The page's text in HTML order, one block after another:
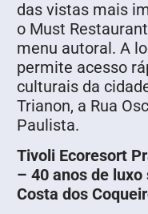
das vistas mais
o Must
menu autoral. A
permite acesso
culturais da
Trianon, a Rua
Paulista.
Tivoli Ecoresort
– 40 anos de
Costa dos